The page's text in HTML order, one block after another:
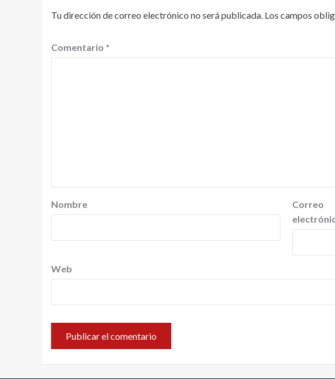
Tu dirección de correo electrónico no será publicada. Los campos
Comentario *
Nombre
Correo
Web